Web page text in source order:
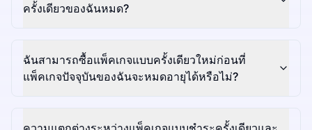
ครั้งเดียวของฉันหมด?
ฉันสามารถซื้อแพ็คเกจแบบครั้งเดียวใหม่ก่อนที่
แพ็คเกจปัจจุบันของฉันจะหมดอายุได้หรือไม่?